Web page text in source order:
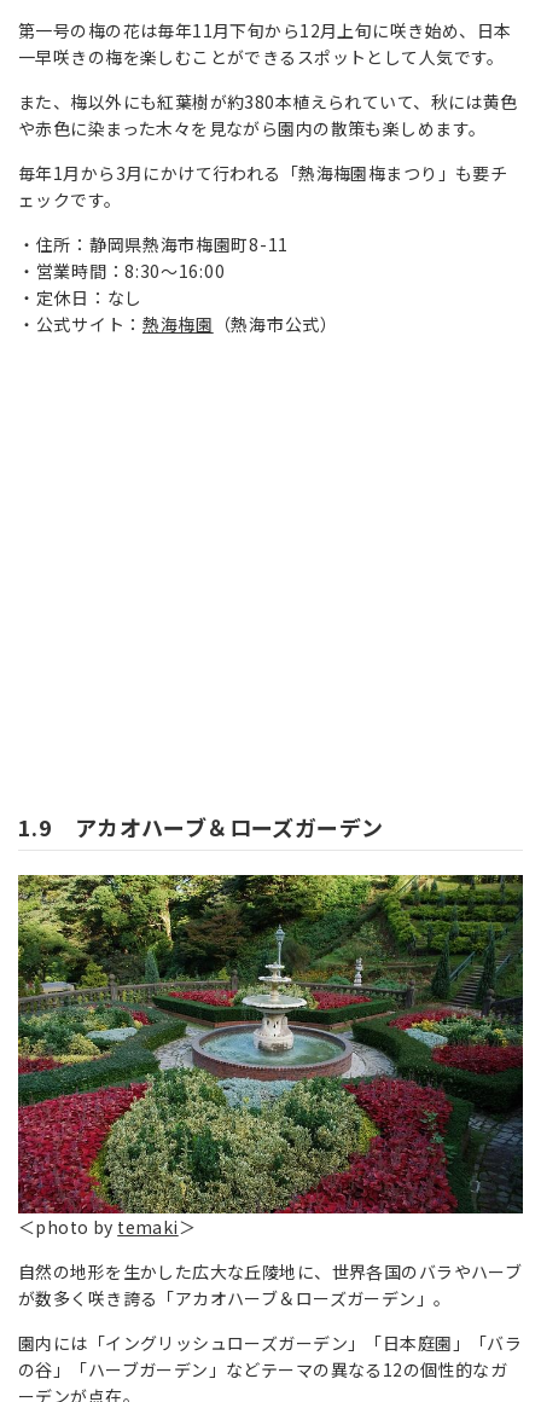
第一号の梅の花は毎年11月下旬から12月上旬に咲き始め、日本
一早咲きの梅を楽しむことができるスポットとして人気です。
また、梅以外にも紅葉樹が約380本植えられていて、秋には黄色
や赤色に染まった木々を見ながら園内の散策も楽しめます。
毎年1月から3月にかけて行われる「熱海梅園梅まつり」も要チ
ェックです。
住所：静岡県熱海市梅園町8-11
営業時間：8:30～16:00
定休日：なし
公式サイト： 熱海梅園 （熱海市公式）
1.9 アカオハーブ＆ローズガーデン
＜photo by temaki＞
自然の地形を生かした広大な丘陵地に、世界各国のバラやハーブ
が数多く咲き誇る「アカオハーブ＆ローズガーデン」。
園内には「イングリッシュローズガーデン」「日本庭園」「バラ
の谷」「ハーブガーデン」などテーマの異なる12の個性的なガ
ーデンが点在。